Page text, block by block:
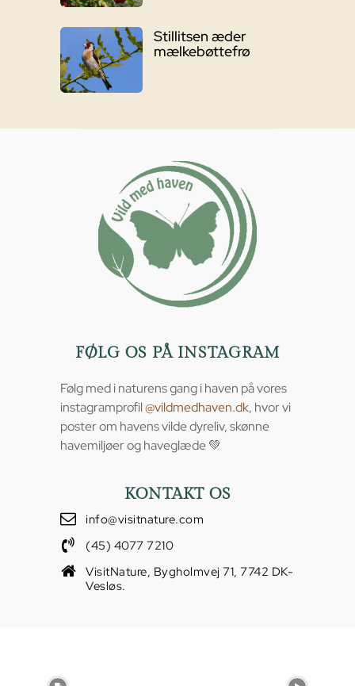
Stillitsen æder
mælkebøttefrø
FØLG OS PÅ INSTAGRAM
Følg med i naturens gang i haven på vores
instagramprofil@vildmedhaven.dk, hvor vi
poster om havens vilde dyreliv, skønne
havemiljøer og haveglæde 💚
KONTAKT OS
info@visitnature.com
(45) 4077 7210
VisitNature, Bygholmvej 71, 7742 DK-
Vesløs.